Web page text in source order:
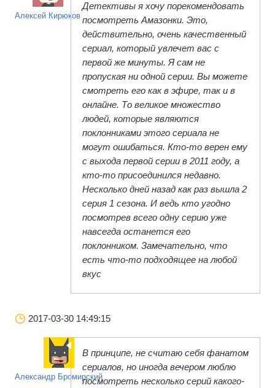
Алексей Кирюков
Детективы я хочу порекомендовать
посмотреть Амазонки. Это,
действительно, очень качественный
сериал, который увлечет вас с
первой же минуты. Я сам не
пропуская ни одной серии. Вы можете
смотреть его как в эфире, так и в
онлайне. То великое множество
людей, которые являются
поклонниками этого сериала не
могут ошибаться. Кто-то верен ему
с выхода первой серии в 2011 году, а
кто-то присоединился недавно.
Несколько дней назад как раз вышла 2
серия 1 сезона. И ведь кто угодно
посмотрев всего одну серию уже
навсегда останется его
поклонником. Замечательно, что
есть что-то подходящее на любой
вкус
2017-03-30 14:49:15
Александр Бромирский
В принципе, не считаю себя фанатом
сериалов, но иногда вечером люблю
посмотреть несколько серий какого-